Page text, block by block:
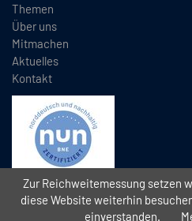
Themen
Über uns
Mitmachen
Aktuelles
Kontakt
2026 // Bündnis Eine Welt
Zur Reichweitemessung setzen
diese Website weiterhin
einverstanden.